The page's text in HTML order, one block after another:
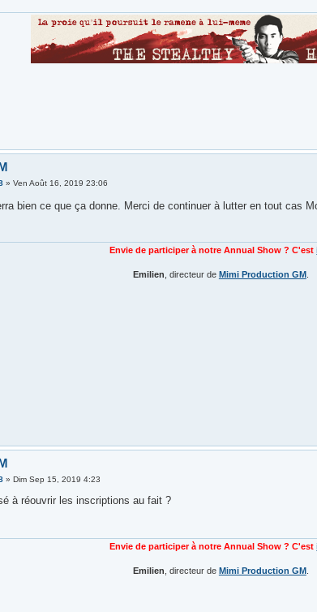
» Ven Août 16, 2019 23:06
bien ce que ça donne. Merci de continuer à lutter en tout cas
Envie de participer à notre Annual Show ? C'est
Emilien , directeur de Mimi Production GM.
» Dim Sep 15, 2019 4:23
à réouvrir les inscriptions au fait ?
Envie de participer à notre Annual Show ? C'est
Emilien , directeur de Mimi Production GM.